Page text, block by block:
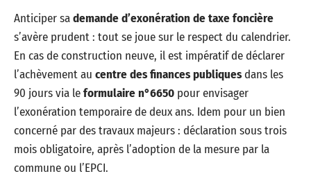
Anticiper sademande d’exonération de taxe foncière
s’avère prudent : tout se joue sur le respect du calendrier.
En cas de construction neuve, il est impératif de déclarer
l’achèvement au centre des finances publiquesdans les
90 jours via leformulaire n°6650 pour envisager
l’exonération temporaire de deux ans. Idem pour un bien
concerné par des travaux majeurs : déclaration sous trois
mois obligatoire, après l’adoption de la mesure par la
commune ou l’EPCI.